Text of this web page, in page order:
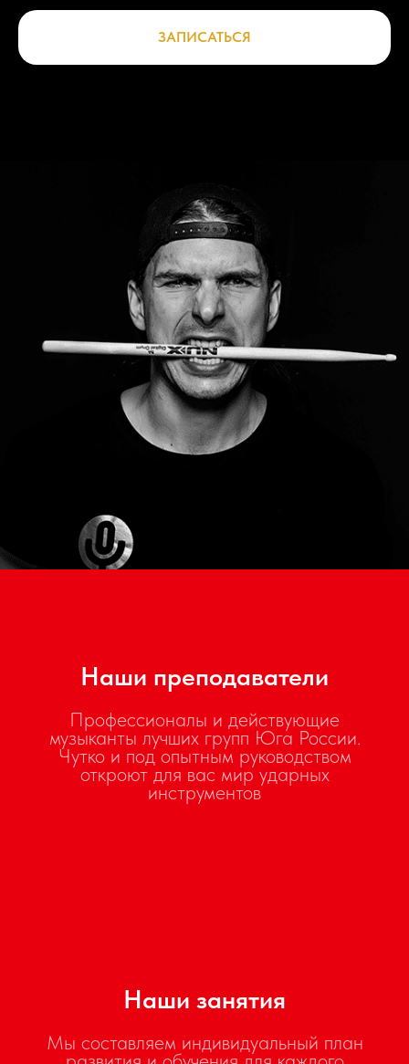
ЗАПИСАТЬСЯ
Наши преподаватели
Профессионалы и действующие
музыканты лучших групп Юга России.
Чутко и под опытным руководством
откроют для вас мир ударных
инструментов
Наши занятия
Мы составляем индивидуальный план